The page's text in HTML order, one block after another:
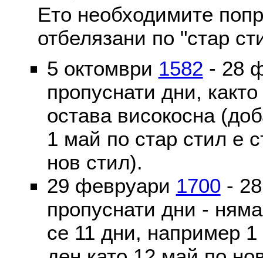
Ето необходимите
отбелязани по "стар
5 октомври 1582 - 28
пропуснати дни,
остава високосна
1 май по стар стил е
нов стил).
29 февруари 1700 -
пропуснати дни -
се 11 дни, например